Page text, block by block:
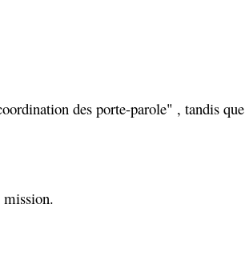
des porte-parole" , tandis que